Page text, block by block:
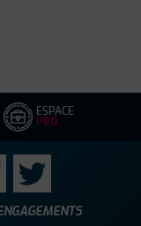
ESPACE
PRO